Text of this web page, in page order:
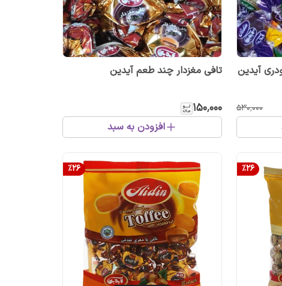
آیدین
۵۳۰٬۰۰۰
تافی مغزدار چند طعم آیدین
۱۵۰٬۰۰۰
افزودن به سبد
%26
%26